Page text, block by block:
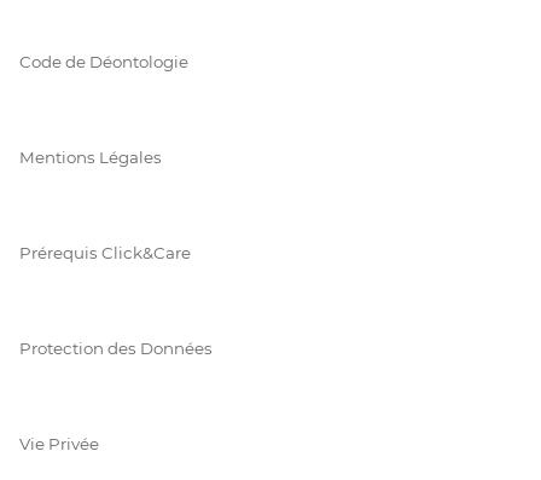
Code de Déontologie
Mentions Légales
Prérequis Click&Care
Protection des Données
Vie Privée